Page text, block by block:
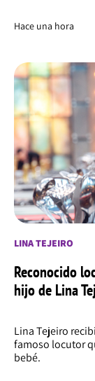
Hace una hora
LINA TEJEIRO
Reconocido
hijo de Lina
Lina Tejeiro
famoso locutor
bebé.